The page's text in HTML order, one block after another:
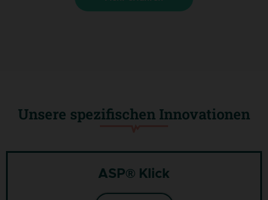
Unsere spezifischen Innovationen
ASP® Klick